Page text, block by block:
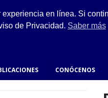
Gustavo A. Madero.
CONÓCENOS
en línea. Si
de Privacidad. Saber más